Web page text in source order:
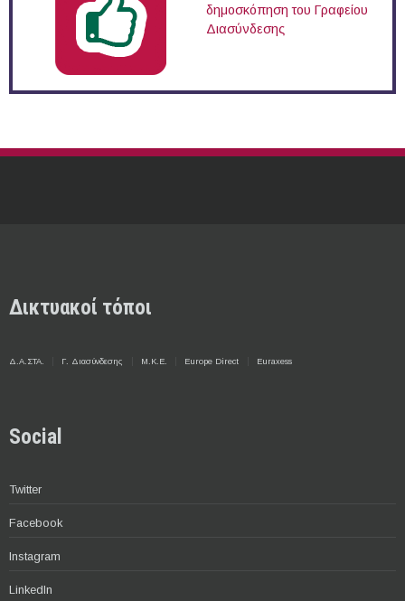
δημοσκόπηση του Γραφείου
Διασύνδεσης
Δικτυακοί τόποι
Δ.Α.ΣΤΑ. Γ. Διασύνδεσης Μ.Κ.Ε. Europe Direct Euraxess
Social
Twitter
Facebook
Instagram
LinkedIn